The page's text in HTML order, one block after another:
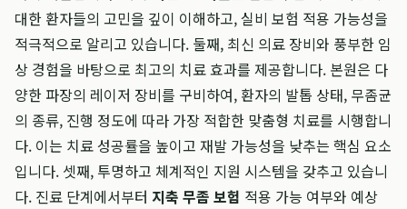
대한 환자들의 고민을 깊이 이해하고, 실비 보험 적용 가능성을
적극적으로 알리고 있습니다. 둘째, 최신 의료 장비와 풍부한 임
상 경험을 바탕으로 최고의 치료 효과를 제공합니다. 본원은 다
양한 파장의 레이저 장비를 구비하여, 환자의 발톱 상태, 무좀균
의 종류, 진행 정도에 따라 가장 적합한 맞춤형 치료를 시행합니
다. 이는 치료 성공률을 높이고 재발 가능성을 낮추는 핵심 요소
입니다. 셋째, 투명하고 체계적인 지원 시스템을 갖추고 있습니
다. 진료 단계에서부터 지축 무좀 보험 적용 가능 여부와 예상